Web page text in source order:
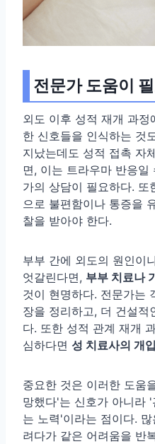
전문가 도움이
외도 이후 성적 재개 과정
한 신호들을 인식하는 것
지났는데도 성적 접촉 자
면, 이는 트라우마 반응
가의 상담이 필요하다. 또
으로 불편함이나 통증을
찰을 받아야 한다.
부부 간에 외도의 원인이
엇갈린다면, 부부 치료나
것이 현명하다. 전문가는
장을 정리하고, 더 건설적
다. 또한 성적 관계 재개
심하다면 성 치료사의 개입
중요한 것은 이러한 도움
망했다'는 신호가 아니라
는 노력'이라는 점이다.
려다가 같은 어려움을 반